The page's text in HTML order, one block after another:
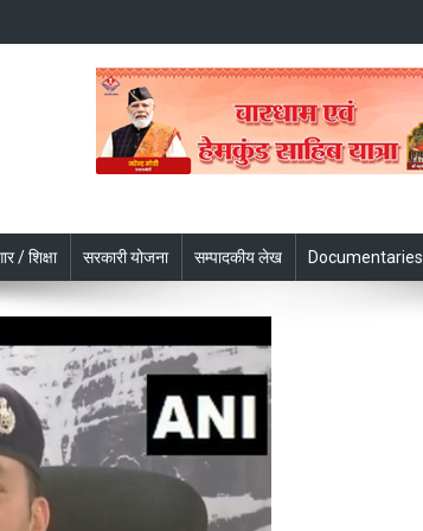
/ शिक्षा सरकारी योजना सम्पादकीय लेख Documentaries